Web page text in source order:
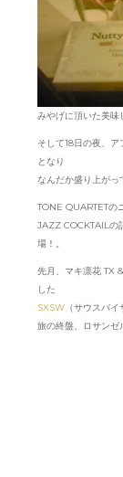
みやげに頂いた美
そして18日の夜、
となり
なんだか盛り上がっ
TONE QUARTETの
JAZZ COCKTAILの
場！。
先月、マキ凛花 TX
した
SXSW （サウスバ
旅の終盤、ロサンゼ